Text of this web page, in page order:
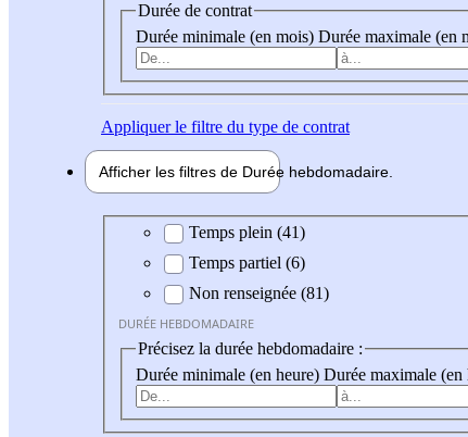
Durée de contrat
Durée minimale (en mois) Durée maximale (en
Appliquerle filtre du type de contrat
Afficher les filtres de Durée hebdomadaire
Durée hebdomadaire
Temps plein (41)
Temps partiel (6)
Non renseignée (81)
DURÉE HEBDOMADAIRE
Précisez la durée hebdomadaire :
Durée minimale (en heure) Durée maximale (en